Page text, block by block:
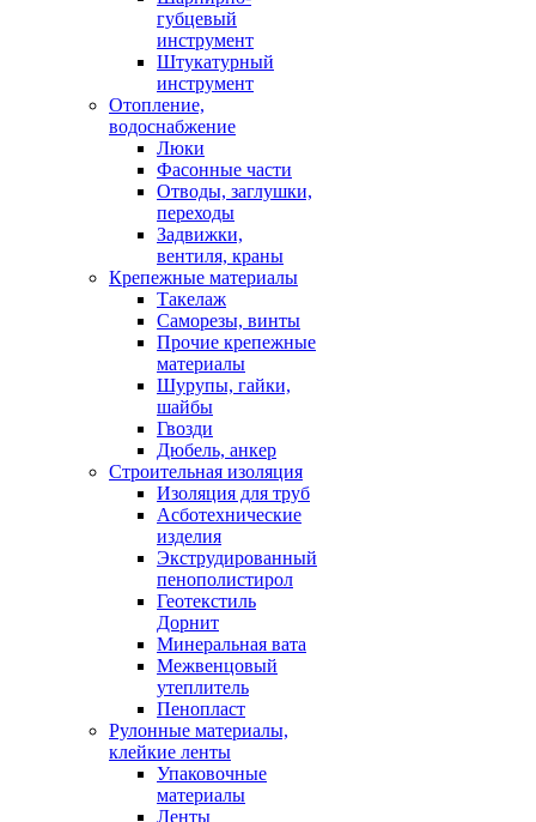
губцевый
инструмент
Штукатурный
инструмент
Отопление,
водоснабжение
Люки
Фасонные части
Отводы, заглушки,
переходы
Задвижки,
вентиля, краны
Крепежные материалы
Такелаж
Саморезы, винты
Прочие крепежные
материалы
Шурупы, гайки,
шайбы
Гвозди
Дюбель, анкер
Строительная изоляция
Изоляция для труб
Асботехнические
изделия
Экструдированный
пенополистирол
Геотекстиль
Дорнит
Минеральная вата
Межвенцовый
утеплитель
Пенопласт
Рулонные материалы,
клейкие ленты
Упаковочные
материалы
Ленты